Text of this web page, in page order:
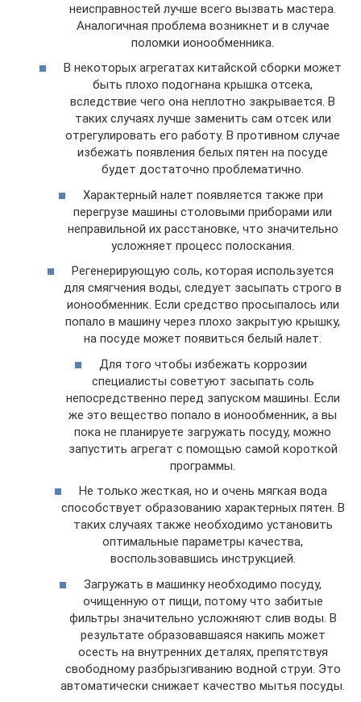
неисправностей лучше всего вызвать мастера.
Аналогичная проблема возникнет и в случае
поломки ионообменника.
В некоторых агрегатах китайской сборки может
быть плохо подогнана крышка отсека,
вследствие чего она неплотно закрывается. В
таких случаях лучше заменить сам отсек или
отрегулировать его работу. В противном случае
избежать появления белых пятен на посуде
будет достаточно проблематично.
Характерный налет появляется также при
перегрузе машины столовыми приборами или
неправильной их расстановке, что значительно
усложняет процесс полоскания.
Регенерирующую соль, которая используется
для смягчения воды, следует засыпать строго в
ионообменник. Если средство просыпалось или
попало в машину через плохо закрытую крышку,
на посуде может появиться белый налет.
Для того чтобы избежать коррозии
специалисты советуют засыпать соль
непосредственно перед запуском машины. Если
же это вещество попало в ионообменник, а вы
пока не планируете загружать посуду, можно
запустить агрегат с помощью самой короткой
программы.
Не только жесткая, но и очень мягкая вода
способствует образованию характерных пятен. В
таких случаях также необходимо установить
оптимальные параметры качества,
воспользовавшись инструкцией.
Загружать в машинку необходимо посуду,
очищенную от пищи, потому что забитые
фильтры значительно усложняют слив воды. В
результате образовавшаяся накипь может
осесть на внутренних деталях, препятствуя
свободному разбрызгиванию водной струи. Это
автоматически снижает качество мытья посуды.